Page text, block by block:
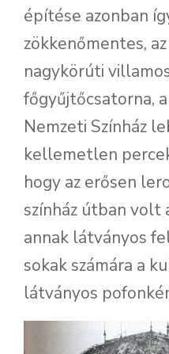
építése azonban
zökkenőmentes,
nagykörúti
főgyűjtőcsatorna,
Nemzeti Színház
kellemetlen
hogy az erősen
színház útban volt
annak látványos
sokak számára a
látványos